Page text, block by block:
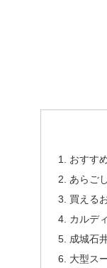
おすす
あらご
買える
カルデ
成城石
大型ス